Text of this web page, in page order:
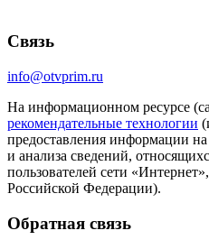
Связь
info@otvprim.ru
На информационном ресурсе
рекомендательные технологии
предоставления информации
и анализа сведений,
пользователей сети
Российской Федерации).
Обратная связь